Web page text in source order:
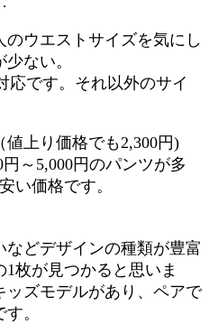
のウエストサイズを気にし
ない。
応です。それ以外のサイ
値上り価格でも2,300円)
～5,000円のパンツが多
い価格です。
どデザインの種類が豊富
枚が見つかると思いま
ズモデルがあり、ペアで
。